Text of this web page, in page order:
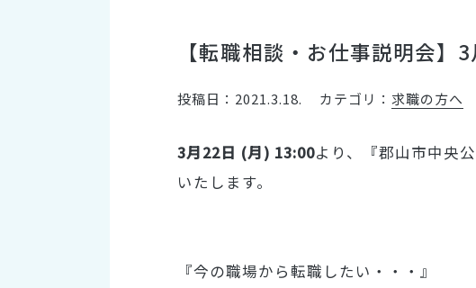
【転職相談・お仕事説明会
投稿日：2021.3.18. カテゴリ： 求職の方へ
3月22日 (月) 13:00より、『郡山市中央
いたします。
『今の職場から転職したい・・・』